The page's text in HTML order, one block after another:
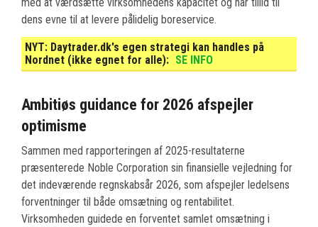
med at værdsætte virksomhedens kapacitet og har tillid til
dens evne til at levere pålidelig boreservice.
NYT: Daytrader.dk's egen strategi kan handles på
Nordnet (ikke egnet for alle): SE INFO
Ambitiøs guidance for 2026 afspejler
optimisme
Sammen med rapporteringen af 2025-resultaterne
præsenterede Noble Corporation sin finansielle vejledning for
det indeværende regnskabsår 2026, som afspejler ledelsens
forventninger til både omsætning og rentabilitet.
Virksomheden guidede en forventet samlet omsætning i